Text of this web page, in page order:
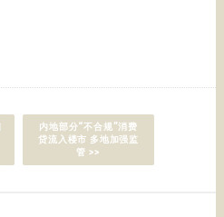
内地部分“不合规”消费
贷流入楼市 多地加强监
管 >>